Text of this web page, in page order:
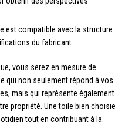
est compatible avec la structure
du fabricant.
vous serez en mesure de
qui non seulement répond à vos
mais qui représente également
propriété. Une toile bien choisie
tout en contribuant à la